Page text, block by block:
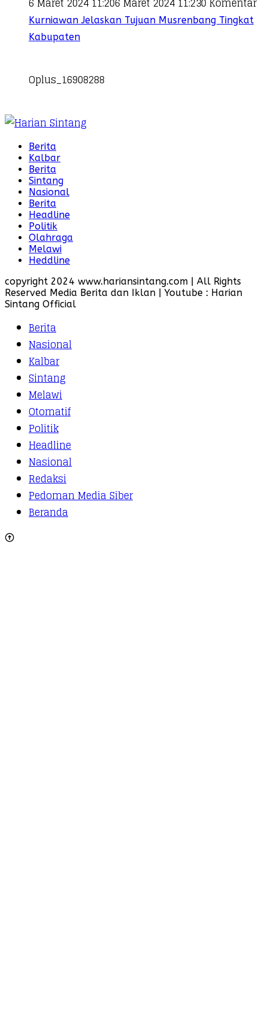
Kurniawan Jelaskan Tujuan Musrenbang Tingkat
Kabupaten
Oplus_16908288
Berita
Kalbar
Berita
Sintang
Nasional
Berita
Headline
Politik
Olahraga
Melawi
Heddline
copyright 2024 www.hariansintang.com | All Rights
Reserved Media Berita dan Iklan | Youtube : Harian
Sintang Official
Berita
Nasional
Kalbar
Sintang
Melawi
Otomatif
Politik
Headline
Nasional
Redaksi
Pedoman Media Siber
Beranda